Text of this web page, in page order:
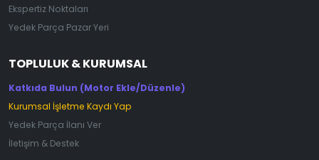
Ekspertiz Noktaları
Yedek Parça Pazar Yeri
TOPLULUK & KURUMSAL
Katkıda Bulun (Motor Ekle/Düzenle)
Kurumsal İşletme Kaydı Yap
Yedek Parça İlanı Ver
İletişim & Destek